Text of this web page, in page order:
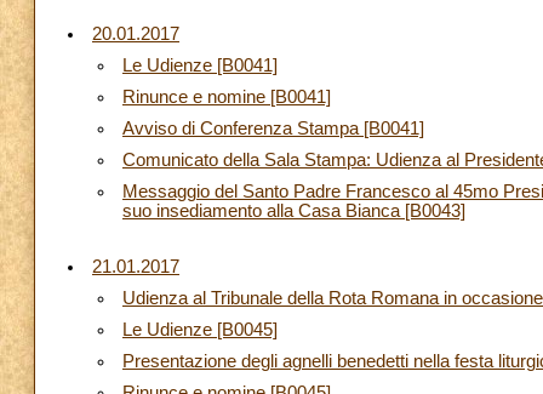
20.01.2017
Le Udienze [B0041]
Rinunce e nomine [B0041]
Avviso di Conferenza Stampa [B0041]
Comunicato della Sala Stampa: Udienza al
Messaggio del Santo Padre Francesco al 45mo
suo insediamento alla Casa Bianca [B0043]
21.01.2017
Udienza al Tribunale della Rota Romana in
Le Udienze [B0045]
Presentazione degli agnelli benedetti nella festa